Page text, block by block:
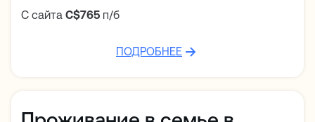
С сайта C$765 п/б
ПОДРОБНЕЕ